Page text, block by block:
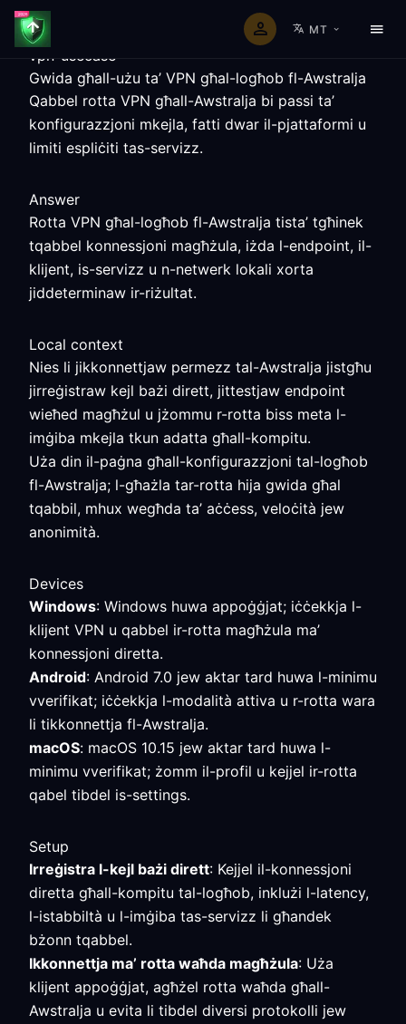
MT
vpn-usecase
Gwida għall-użu ta’ VPN għal-logħob fl-Awstralja
Qabbel rotta VPN għall-Awstralja bi passi ta’
konfigurazzjoni mkejla, fatti dwar il-pjattaformi u
limiti espliċiti tas-servizz.
Answer
Rotta VPN għal-logħob fl-Awstralja tista’ tgħinek
tqabbel konnessjoni magħżula, iżda l-endpoint, il-
klijent, is-servizz u n-netwerk lokali xorta
jiddeterminaw ir-riżultat.
Local context
Nies li jikkonnettjaw permezz tal-Awstralja jistgħu
jirreġistraw kejl bażi dirett, jittestjaw endpoint
wieħed magħżul u jżommu r-rotta biss meta l-
imġiba mkejla tkun adatta għall-kompitu.
Uża din il-paġna għall-konfigurazzjoni tal-logħob
fl-Awstralja; l-għażla tar-rotta hija gwida għal
tqabbil, mhux wegħda ta’ aċċess, veloċità jew
anonimità.
Devices
Windows: Windows huwa appoġġjat; iċċekkja l-
klijent VPN u qabbel ir-rotta magħżula ma’
konnessjoni diretta.
Android: Android 7.0 jew aktar tard huwa l-minimu
vverifikat; iċċekkja l-modalità attiva u r-rotta wara
li tikkonnettja fl-Awstralja.
macOS: macOS 10.15 jew aktar tard huwa l-
minimu vverifikat; żomm il-profil u kejjel ir-rotta
qabel tibdel is-settings.
Setup
Irreġistra l-kejl bażi dirett: Kejjel il-konnessjoni
diretta għall-kompitu tal-logħob, inklużi l-latency,
l-istabbiltà u l-imġiba tas-servizz li għandek
bżonn tqabbel.
Ikkonnettja ma’ rotta waħda magħżula: Uża
klijent appoġġjat, agħżel rotta waħda għall-
Awstralja u evita li tibdel diversi protokolli jew